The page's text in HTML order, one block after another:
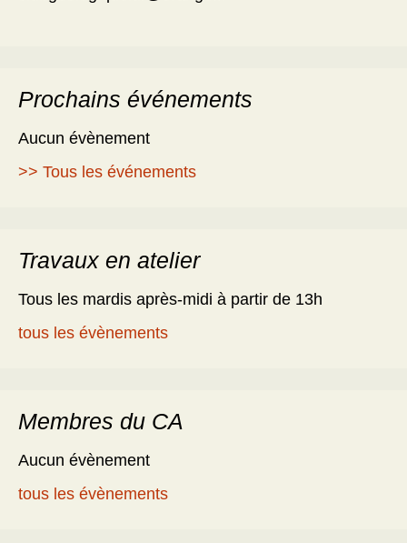
Prochains événements
Aucun évènement
>> Tous les événements
Travaux en atelier
Tous les mardis après-midi à partir de 13h
tous les évènements
Membres du CA
Aucun évènement
tous les évènements